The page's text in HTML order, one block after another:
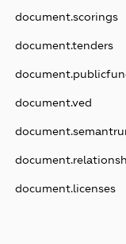
document.scorings
document.tenders
document.ved
document.licenses